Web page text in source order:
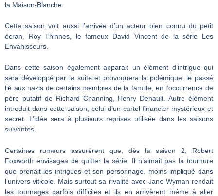
la Maison-Blanche.
Cette saison voit aussi l’arrivée d’un acteur bien connu du petit
écran, Roy Thinnes, le fameux David Vincent de la série Les
Envahisseurs.
Dans cette saison également apparait un élément d’intrigue qui
sera développé par la suite et provoquera la polémique, le passé
lié aux nazis de certains membres de la famille, en l’occurrence de
père putatif de Richard Channing, Henry Denault. Autre élément
introduit dans cette saison, celui d’un cartel financier mystérieux et
secret. L’idée sera à plusieurs reprises utilisée dans les saisons
suivantes.
Certaines rumeurs assurèrent que, dès la saison 2, Robert
Foxworth envisagea de quitter la série. Il n’aimait pas la tournure
que prenait les intrigues et son personnage, moins impliqué dans
l’univers viticole. Mais surtout sa rivalité avec Jane Wyman rendait
les tournages parfois difficiles et ils en arrivèrent même à aller